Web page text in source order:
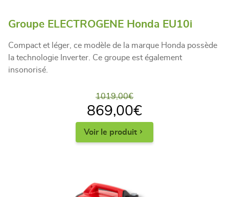
Groupe ELECTROGENE Honda EU10i
Compact et léger, ce modèle de la marque Honda possède
la technologie Inverter. Ce groupe est également
insonorisé.
1019,00€
869,00€
Voir le produit